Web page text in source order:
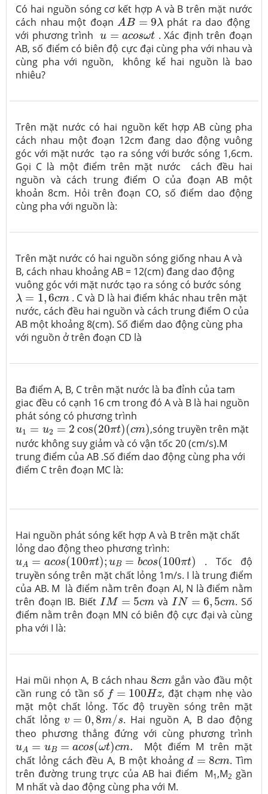
Có hai nguồn sóng cơ kết hợp A và B trên mặt nước
cách nhau một đoạnAB = 9λ
AB=9λ
phát ra dao động
với phương trìnhu = acosωt
u=acosω t
. Xác định trên đoạn
AB, số điểm có biên độ cực đại cùng pha với nhau và
cùng pha với nguồn, không kể hai nguồn là bao
nhiêu?
Trên mặt nước có hai nguồn kết hợp AB cùng pha
cách nhau một đoạn 12cm đang dao động vuông
góc với mặt nước tạo ra sóng với bước sóng 1,6cm.
Gọi C là một điểm trên mặt nước cách đều hai
nguồn và cách trung điểm O của đoạn AB một
khoản 8cm. Hỏi trên đoạn CO, số điểm dao động
cùng pha với nguồn là:
Trên mặt nước có hai nguồn sóng giống nhau A và
B, cách nhau khoảng AB = 12(cm) đang dao động
vuông góc với mặt nước tạo ra sóng có bước sóng
λ = 1,6cm
λ=1,6cm
. C và D là hai điểm khác nhau trên mặt
nước, cách đều hai nguồn và cách trung điểm O của
AB một khoảng 8(cm). Số điểm dao động cùng pha
với nguồn ở trên đoạn CD là
Ba điểm A, B, C trên mặt nước là ba đỉnh của tam
giac đều có cạnh 16 cm trong đó A và B là hai nguồn
phát sóng có phương trình
u1 = u2 = 2 cos(20πt)(cm)
u1=u2=2cos(20πt)(cm)
,sóng truyền trên mặt
nước không suy giảm và có vận tốc 20 (cm/s).M
trung điểm của AB .Số điểm dao động cùng pha với
điểm C trên đoạn MC là:
Hai nguồn phát sóng kết hợp A và B trên mặt chất
lỏng dao động theo phương trình:
uA = acos(100πt); uB = bcos(100πt)
uA=acos(100πt);uB=bcos(100πt)
. Tốc độ
truyền sóng trên mặt chất lỏng 1m/s. I là trung điểm
của AB. M là điểm nằm trên đoạn AI, N là điểm nằm
trên đoạn IB. Biết I M = 5cm
IM=5cm và I N = 6, 5cm
IN=6 ,5cm
. Số
điểm nằm trên đoạn MN có biên độ cực đại và cùng
pha với I là:
Hai mũi nhọn A, B cách nhau8cm
8cm gắn vào đầu một
cần rung có tần số f = 100Hz
f=100Hz
, đặt chạm nhẹ vào
mặt một chất lỏng. Tốc độ truyền sóng trên mặt
chất lỏngv = 0,8m/s
v=0 ,8m/s
. Hai nguồn A, B dao động
theo phương thẳng đứng với cùng phương trình
uA = uB = acos(ωt)cm.
uA= uB=acos(ωt)cm.
Một điểm M trên mặt
chất lỏng cách đều A, B một khoảngd = 8cm
d=8 cm . Tìm
trên đường trung trực của AB hai điểm M1,M2 gần
M nhất và dao động cùng pha với M.